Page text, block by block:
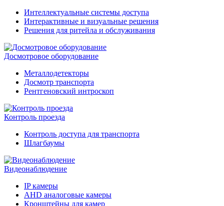
Интеллектуальные системы доступа
Интерактивные и визуальные решения
Решения для ритейла и обслуживания
Досмотровое оборудование
Металлодетекторы
Досмотр транспорта
Рентгеновский интроскоп
Контроль проезда
Контроль доступа для транспорта
Шлагбаумы
Видеонаблюдение
IP камеры
AHD аналоговые камеры
Кронштейны для камер